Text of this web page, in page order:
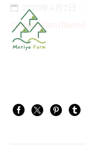
2020年4月2日
Composition (Demo)